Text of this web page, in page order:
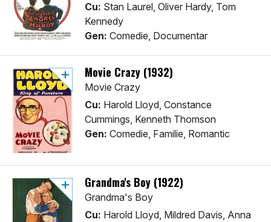
Cu: Stan Laurel, Oliver Hardy, Tom
Kennedy
Gen: Comedie, Documentar
Movie Crazy (1932)
Movie Crazy
Cu: Harold Lloyd, Constance
Cummings, Kenneth Thomson
Gen: Comedie, Familie, Romantic
Grandma's Boy (1922)
Grandma's Boy
Cu: Harold Lloyd, Mildred Davis, Anna